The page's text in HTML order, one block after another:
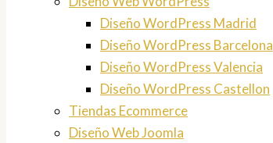
Diseño WordPress Madrid
Diseño WordPress Barcelona
Diseño WordPress Valencia
Diseño WordPress Castellon
Tiendas Ecommerce
Diseño Web Joomla